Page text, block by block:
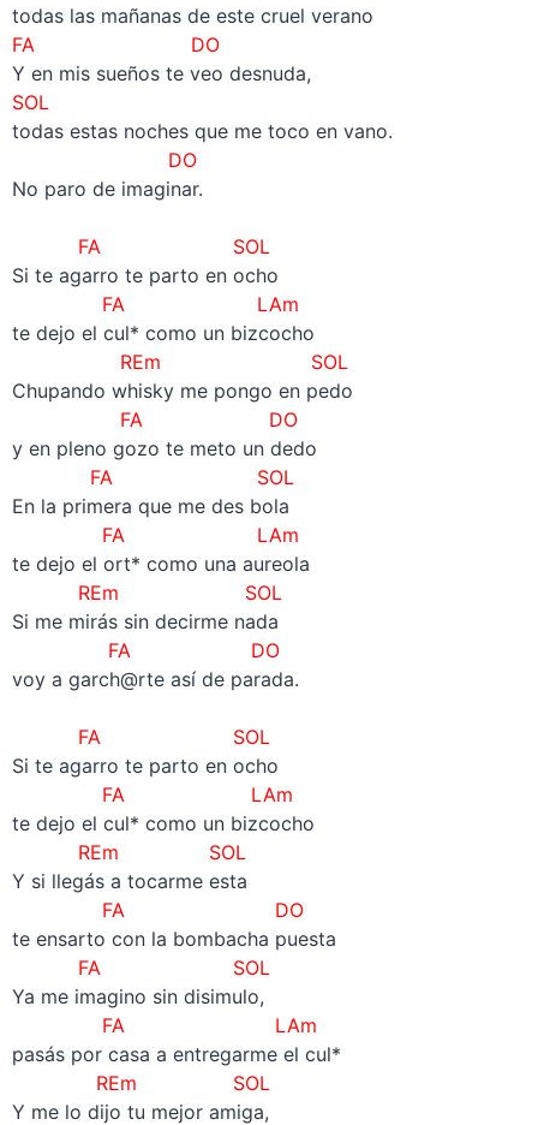
todas las mañanas de este cruel verano
FA DO
Y en mis sueños te veo desnuda,
SOL
todas estas noches que me toco en vano.
DO
No paro de imaginar.
FA SOL
Si te agarro te parto en ocho
FA LAm
te dejo el cul* como un bizcocho
REm SOL
Chupando whisky me pongo en pedo
FA DO
y en pleno gozo te meto un dedo
FA SOL
En la primera que me des bola
FA LAm
te dejo el ort* como una aureola
REm SOL
Si me mirás sin decirme nada
FA DO
voy a garch@rte así de parada.
FA SOL
Si te agarro te parto en ocho
FA LAm
te dejo el cul* como un bizcocho
REm SOL
Y si llegás a tocarme esta
FA DO
te ensarto con la bombacha puesta
FA SOL
Ya me imagino sin disimulo,
FA LAm
pasás por casa a entregarme el cul*
REm SOL
Y me lo dijo tu mejor amiga,